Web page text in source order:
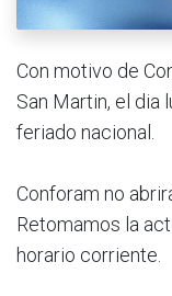
Con motivo de
San Martin, el
feriado nacional.
Conforam no
Retomamos la
horario corriente.